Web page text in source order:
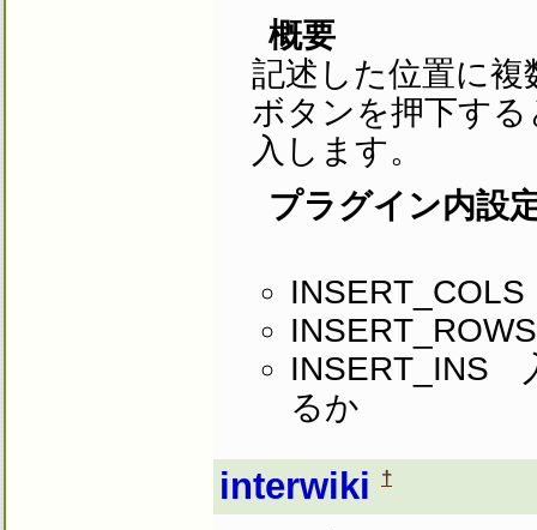
概要
記述した位置に
ボタンを押下す
入します。
プラグイン内設
INSERT_INS
るか
interwiki†